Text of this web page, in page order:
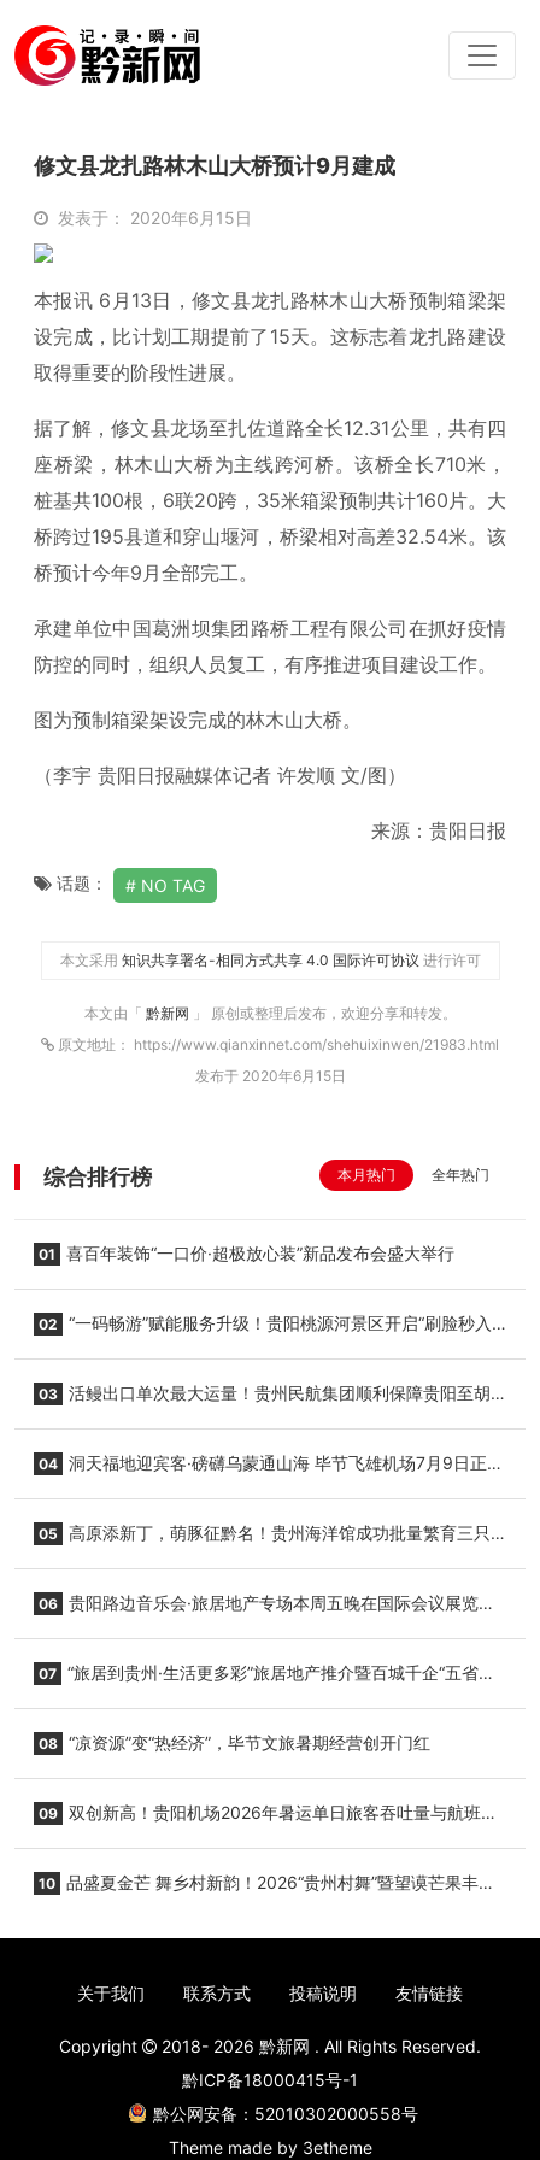
修文县龙扎路林木山大桥预计9月建成
发表于： 2020年6月15日
本报讯 6月13日，修文县龙扎路林木山大桥预制箱梁架
设完成，比计划工期提前了15天。这标志着龙扎路建设
取得重要的阶段性进展。
据了解，修文县龙场至扎佐道路全长12.31公里，共有四
座桥梁，林木山大桥为主线跨河桥。该桥全长710米，
桩基共100根，6联20跨，35米箱梁预制共计160片。大
桥跨过195县道和穿山堰河，桥梁相对高差32.54米。该
桥预计今年9月全部完工。
承建单位中国葛洲坝集团路桥工程有限公司在抓好疫情
防控的同时，组织人员复工，有序推进项目建设工作。
图为预制箱梁架设完成的林木山大桥。
（李宇 贵阳日报融媒体记者 许发顺 文/图）
来源：贵阳日报
话题： NO TAG
本文采用 知识共享署名-相同方式共享 4.0 国际许可协议 进行许可
本文由「 黔新网 」 原创或整理后发布，欢迎分享和转发。
原文地址： https://www.qianxinnet.com/shehuixinwen/21983.html
发布于 2020年6月15日
综合排行榜 本月热门 全年热门
01 喜百年装饰“一口价·超极放心装”新品发布会盛大举行
02 “一码畅游”赋能服务升级！贵阳桃源河景区开启“刷脸秒入
03 活鳗出口单次最大运量！贵州民航集团顺利保障贵阳至胡
04 洞天福地迎宾客·磅礴乌蒙通山海 毕节飞雄机场7月9日正式
05 高原添新丁，萌豚征黔名！贵州海洋馆成功批量繁育三只
06 贵阳路边音乐会·旅居地产专场本周五晚在国际会议展览中
07 “旅居到贵州·生活更多彩”旅居地产推介暨百城千企“五省
08 “凉资源”变“热经济”，毕节文旅暑期经营创开门红
09 双创新高！贵阳机场2026年暑运单日旅客吞吐量与航班起
10 品盛夏金芒 舞乡村新韵！2026“贵州村舞”暨望谟芒果丰收
关于我们 联系方式 投稿说明 友情链接
Copyright 2018- 2026 黔新网 . All Rights Reserved.
黔ICP备18000415号-1
黔公网安备：52010302000558号
Theme made by 3etheme